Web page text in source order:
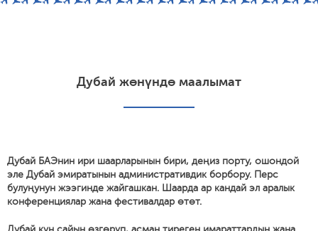
Дубай жөнүндө маалымат
Дубай БАЭнин ири шаарларынын бири, деңиз порту, ошондой
эле Дубай эмиратынын административдик борбору. Перс
булуңунун жээгинде жайгашкан. Шаарда ар кандай эл аралык
конференциялар жана фестивалдар өтөт.